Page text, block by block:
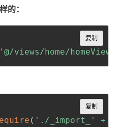
的：
'@/views/home/homeView'
复制
Copy
( './_import_' +
复制
Copy